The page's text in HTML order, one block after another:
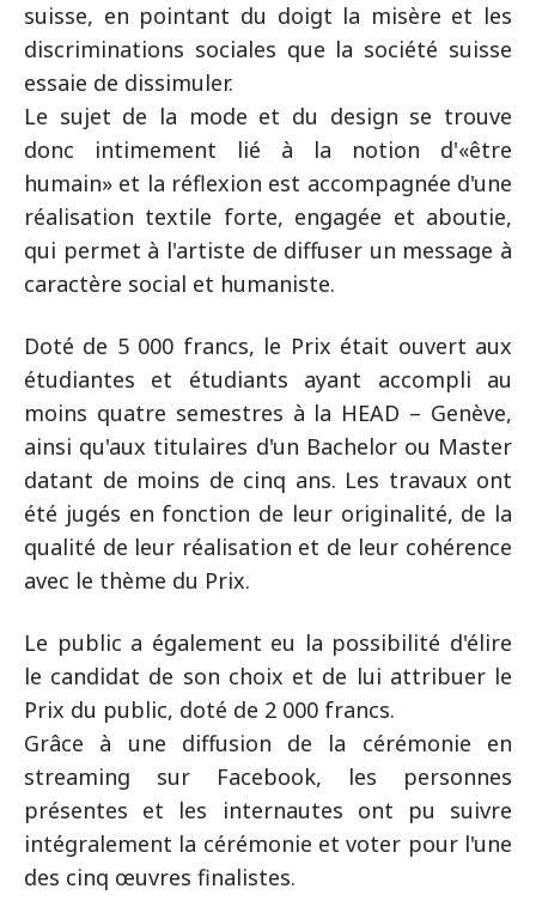
suisse, en pointant du doigt la misère et les
discriminations sociales que la société suisse
essaie de dissimuler.
Le sujet de la mode et du design se trouve
donc intimement lié à la notion d'«être
humain» et la réflexion est accompagnée d'une
réalisation textile forte, engagée et aboutie,
qui permet à l'artiste de diffuser un message à
caractère social et humaniste.
Doté de 5 000 francs, le Prix était ouvert aux
étudiantes et étudiants ayant accompli au
moins quatre semestres à la HEAD – Genève,
ainsi qu'aux titulaires d'un Bachelor ou Master
datant de moins de cinq ans. Les travaux ont
été jugés en fonction de leur originalité, de la
qualité de leur réalisation et de leur cohérence
avec le thème du Prix.
Le public a également eu la possibilité d'élire
le candidat de son choix et de lui attribuer le
Prix du public, doté de 2 000 francs.
Grâce à une diffusion de la cérémonie en
streaming sur Facebook, les personnes
présentes et les internautes ont pu suivre
intégralement la cérémonie et voter pour l'une
des cinq œuvres finalistes.